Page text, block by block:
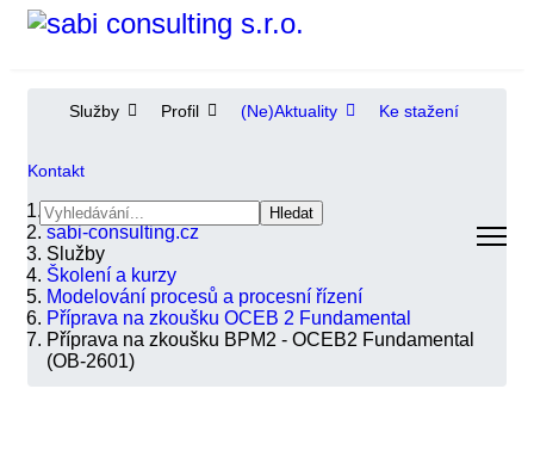
Služby Profil (Ne)Aktuality Ke stažení
Kontakt
Hledat
Jste zde:
sabi-consulting.cz
Služby
Školení a kurzy
Modelování procesů a procesní řízení
Příprava na zkoušku OCEB 2 Fundamental
Příprava na zkoušku BPM2 - OCEB2 Fundamental
(OB-2601)